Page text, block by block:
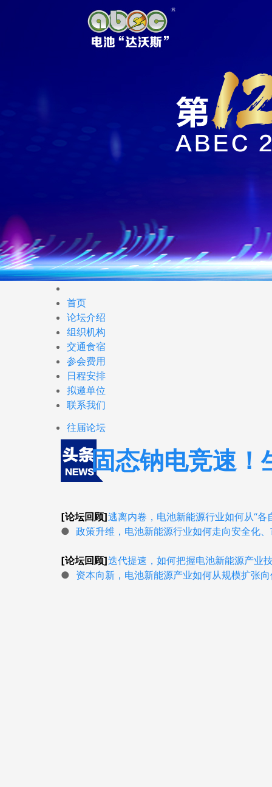
首页
论坛介绍
组织机构
交通食宿
参会费用
日程安排
拟邀单位
联系我们
往届论坛
固态钠电竞速！
[论坛回顾]逃离内卷，电池新能源行业如何从“各
● 政策升维，电池新能源行业如何走向安全化
[论坛回顾]迭代提速，如何把握电池新能源产业
● 资本向新，电池新能源产业如何从规模扩张